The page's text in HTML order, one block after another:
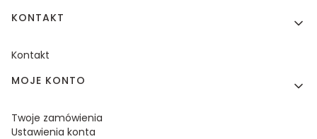
KONTAKT
Kontakt
MOJE KONTO
Twoje zamówienia
Ustawienia konta